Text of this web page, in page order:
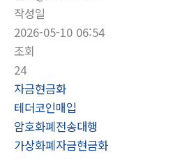
작성일
2026-05-10 06:54
조회
24
자금현금화
테더코인매입
암호화폐전송대행
가상화폐자금현금화